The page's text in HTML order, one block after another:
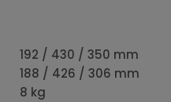
192 / 430 / 350 mm
188 / 426 / 306 mm
8 kg